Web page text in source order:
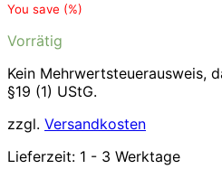
You save (%)
Vorrätig
Kein Mehrwertsteuerausweis,
§19 (1) UStG.
zzgl. Versandkosten
Lieferzeit: 1 - 3 Werktage